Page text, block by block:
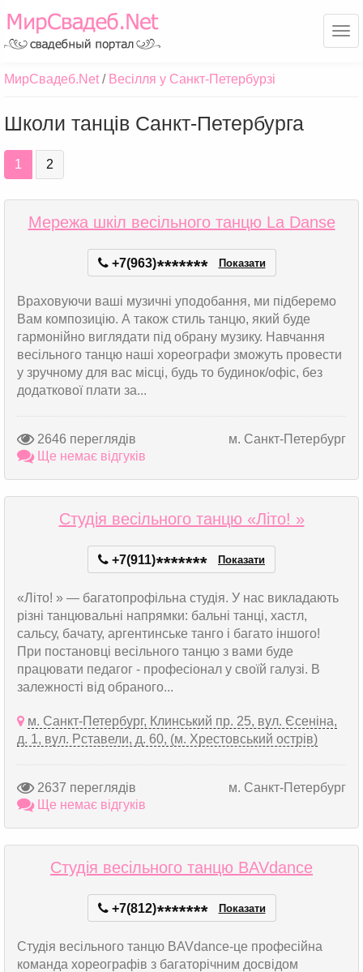
МирСвадеб.Net Весілля у Санкт-Петербурзі
Школи танців Санкт-Петербурга
1 2
Мережа шкіл весільного танцю La Danse
+7(963)******* Показати
Враховуючи ваші музичні уподобання, ми підберемо
Вам композицію. А також стиль танцю, який буде
гармонійно виглядати під обрану музику. Навчання
весільного танцю наші хореографи зможуть провести
у зручному для вас місці, будь то будинок/офіс, без
додаткової плати за...
2646 переглядів
м. Санкт-Петербург
Ще немає відгуків
Студія весільного танцю «Літо! »
+7(911)******* Показати
«Літо! » — багатопрофільна студія. У нас викладають
різні танцювальні напрямки: бальні танці, хастл,
сальсу, бачату, аргентинське танго і багато іншого!
При постановці весільного танцю з вами буде
працювати педагог - професіонал у своїй галузі. В
залежності від обраного...
м. Санкт-Петербург, Клинський пр. 25, вул. Єсеніна,
д. 1, вул. Рставели, д. 60, (м. Хрестовський острів)
2637 переглядів
м. Санкт-Петербург
Ще немає відгуків
Студія весільного танцю BAVdance
+7(812)******* Показати
Студія весільного танцю BAVdance-це професійна
команда хореографів з багаторічним досвідом